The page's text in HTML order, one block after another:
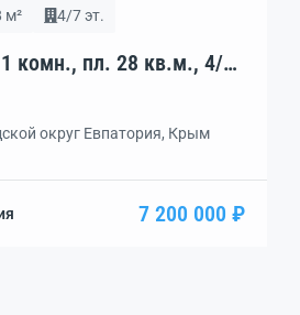
м² 4/7 эт.
комн., пл. 28 кв.м., 4/7
округ Евпатория, Крым
7 200 000 ₽